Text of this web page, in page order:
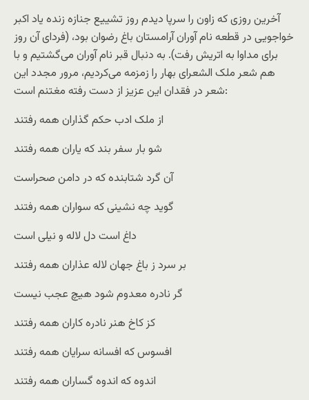
آخرین روزی که زاون را سرپا دیدم روز تشییع جنازه زنده یاد اکبر
خواجویی در قطعه نام آوران آرامستان باغ رضوان بود، (فردای آن روز
برای مداوا به اتریش رفت). به دنبال قبر نام آوران می‌گشتیم و با
هم شعر ملک الشعرای بهار را زمزمه می‌کردیم، مرور مجدد این
شعر در فقدان این عزیز از دست رفته مغتنم است:
از ملک ادب حکم گذاران همه رفتند
شو بار سفر بند که یاران همه رفتند
آن گرد شتابنده که در دامن صحراست
گوید چه نشینی که سواران همه رفتند
داغ است دل لاله و نیلی است
بر سرد ز باغ جهان لاله عذاران همه رفتند
گر نادره معدوم شود هیچ عجب نیست
کز کاخ هنر نادره کاران همه رفتند
افسوس که افسانه سرایان همه رفتند
اندوه که اندوه گساران همه رفتند